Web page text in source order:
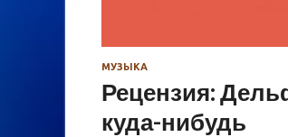
МУЗЫКА
Рецензия:
куда-нибудь